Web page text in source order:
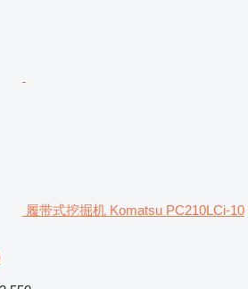
履带式挖掘机 Komatsu PC210LCi-10